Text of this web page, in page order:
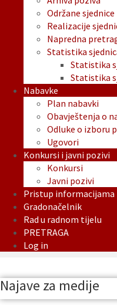
Održane sjednice
Realizacije
Napredna
Statistika
Statistika
Statistika
Nabavke
Plan nabavki
Obavještenja o
Odluke o izboru
Ugovori
Konkursi i javni pozivi
Konkursi
Javni pozivi
Pristup informacijama
Gradonačelnik
Rad u radnom tijelu
PRETRAGA
Log in
Najave za medije